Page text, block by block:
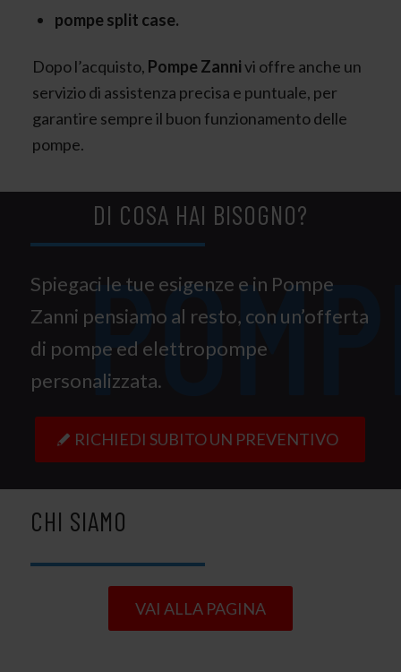
pompe split case.
Dopo l’acquisto, Pompe Zannivi offre anche un
servizio di assistenza precisa e puntuale, per
garantire sempre il buon funzionamento delle
pompe.
DI COSA HAI BISOGNO?
Spiegaci le tue esigenze e in Pompe
Zanni pensiamo al resto, con un’offerta
di pompe ed elettropompe
personalizzata.
RICHIEDI SUBITO UN PREVENTIVO
CHI SIAMO
VAI ALLA PAGINA